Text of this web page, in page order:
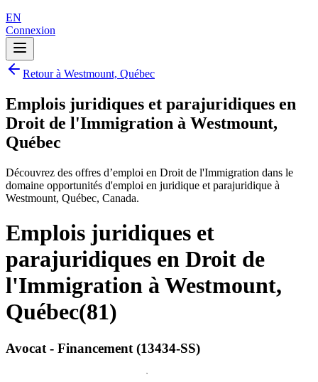
EN
Connexion
Retour à Westmount, Québec
Emplois juridiques et parajuridiques en
Droit de l'Immigration à Westmount,
Québec
Découvrez des offres d’emploi en Droit de l'Immigration dans le
domaine opportunités d'emploi en juridique et parajuridique à
Westmount, Québec, Canada.
Emplois juridiques et
parajuridiques en Droit de
l'Immigration à Westmount,
Québec(81)
Avocat - Financement (13434-SS)